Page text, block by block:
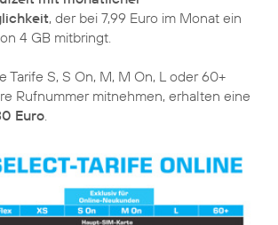
, der bei 7,99 Euro im Monat ein
4 GB mitbringt.
Tarife S, S On, M, M On, L oder 60+
Rufnummer mitnehmen, erhalten eine
Euro.